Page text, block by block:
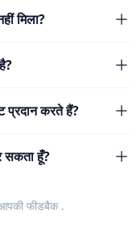
मिला?
प्रदान करते हैं?
सकता हूँ?
फीडबैक.